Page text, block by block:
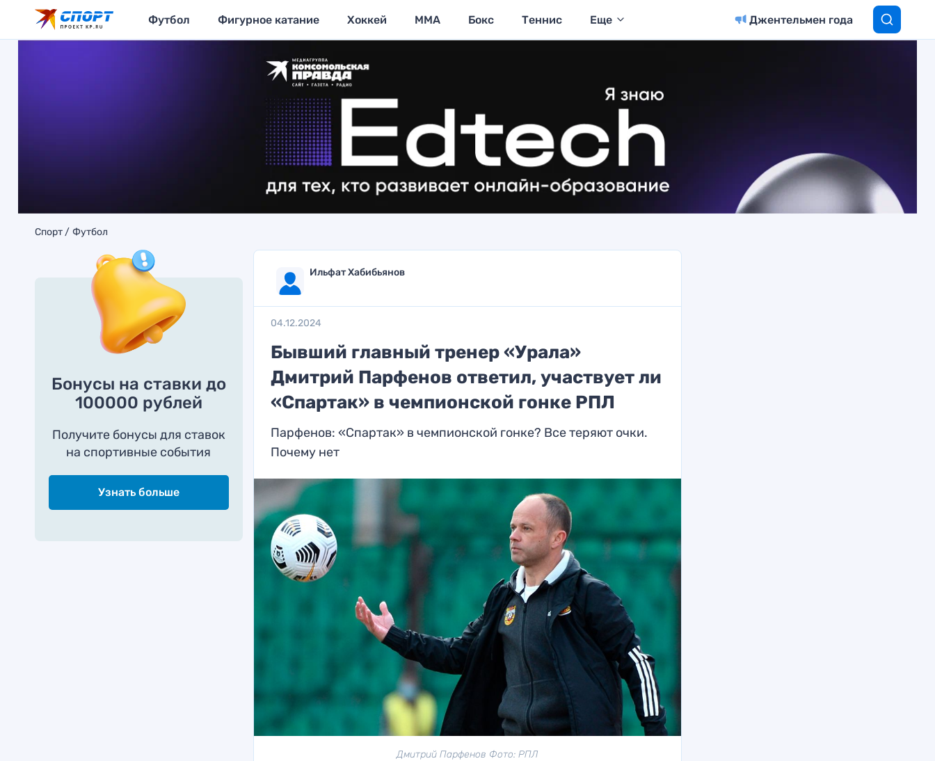
Футбол Фигурное катание Хоккей MMA Бокс Теннис Еще Джентельмен года
Спорт Футбол
Бонусы на ставки до
100000 рублей
Получите бонусы для ставок
на спортивные события
Узнать больше
Ильфат Хабибьянов
04.12.2024
Бывший главный тренер «Урала»
Дмитрий Парфенов ответил, участвует ли
«Спартак» в чемпионской гонке РПЛ
Парфенов: «Спартак» в чемпионской гонке? Все теряют очки.
Почему нет
Дмитрий Парфенов Фото: РПЛ